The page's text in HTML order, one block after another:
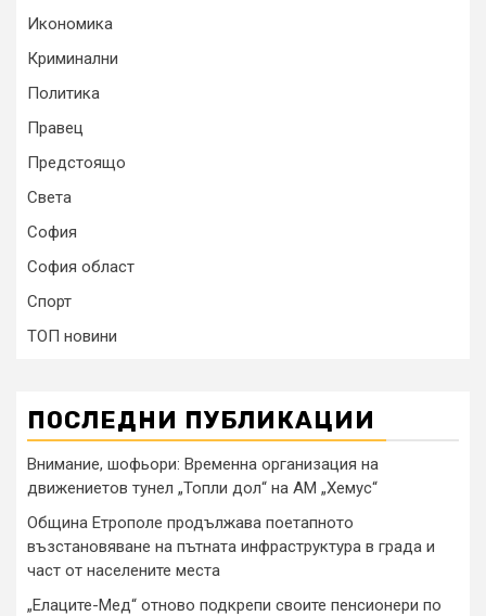
Икономика
Криминални
Политика
Правец
Предстоящо
Света
София
София област
Спорт
ТОП новини
ПОСЛЕДНИ ПУБЛИКАЦИИ
Внимание, шофьори: Временна организация на
движениетов тунел „Топли дол“ на АМ „Хемус“
Община Етрополе продължава поетапното
възстановяване на пътната инфраструктура в града и
част от населените места
„Елаците-Мед“ отново подкрепи своите пенсионери по